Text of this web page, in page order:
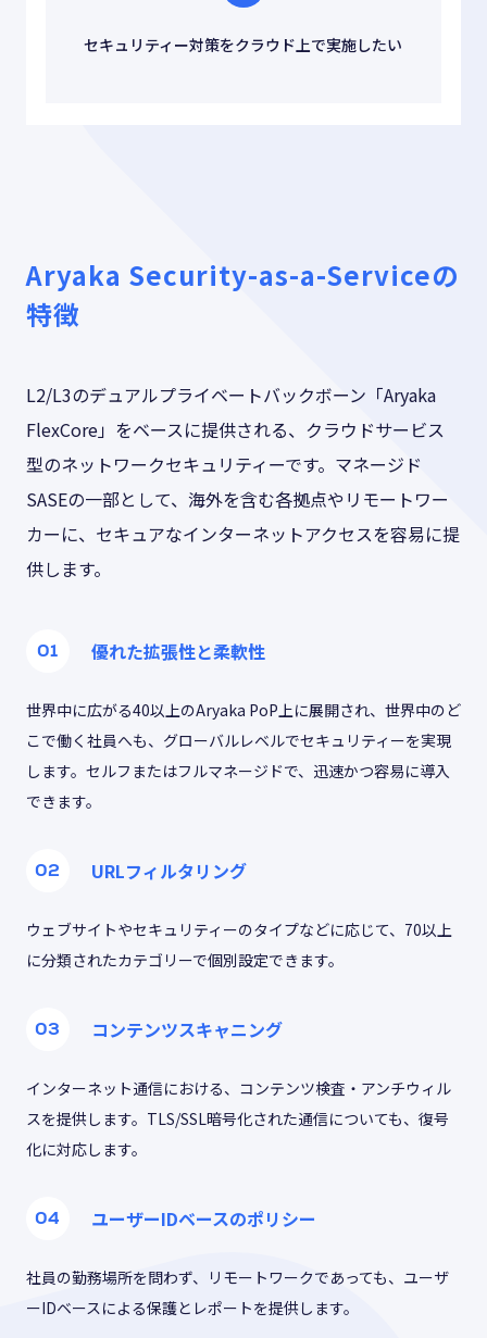
セキュリティー対策をクラウド上で実施したい
Aryaka Security-as-a-Serviceの
特徴
L2/L3のデュアルプライベートバックボーン「Aryaka
FlexCore」をベースに提供される、クラウドサービス
型のネットワークセキュリティーです。マネージド
SASEの一部として、海外を含む各拠点やリモートワー
カーに、セキュアなインターネットアクセスを容易に提
供します。
優れた拡張性と柔軟性
世界中に広がる40以上のAryaka PoP上に展開され、世界中のど
こで働く社員へも、グローバルレベルでセキュリティーを実現
します。セルフまたはフルマネージドで、迅速かつ容易に導入
できます。
URLフィルタリング
ウェブサイトやセキュリティーのタイプなどに応じて、70以上
に分類されたカテゴリーで個別設定できます。
コンテンツスキャニング
インターネット通信における、コンテンツ検査・アンチウィル
スを提供します。TLS/SSL暗号化された通信についても、復号
化に対応します。
ユーザーIDベースのポリシー
社員の勤務場所を問わず、リモートワークであっても、ユーザ
ーIDベースによる保護とレポートを提供します。